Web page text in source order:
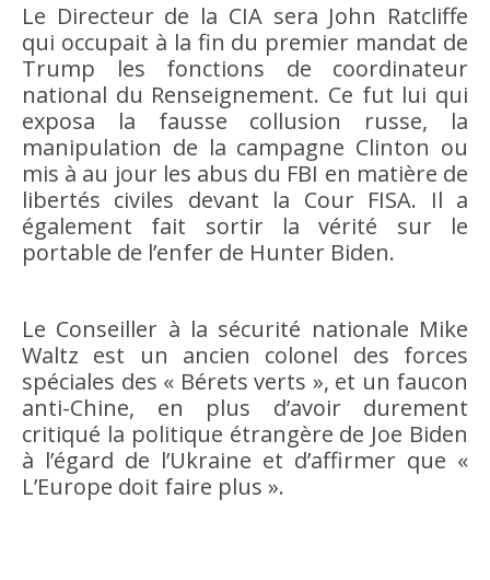
Le Directeur de la CIA sera John Ratcliffe
qui occupait à la fin du premier mandat de
Trump les fonctions de coordinateur
national du Renseignement. Ce fut lui qui
exposa la fausse collusion russe, la
manipulation de la campagne Clinton ou
mis à au jour les abus du FBI en matière de
libertés civiles devant la Cour FISA. Il a
également fait sortir la vérité sur le
portable de l’enfer de Hunter Biden.
Le Conseiller à la sécurité nationale Mike
Waltz est un ancien colonel des forces
spéciales des « Bérets verts », et un faucon
anti-Chine, en plus d’avoir durement
critiqué la politique étrangère de Joe Biden
à l’égard de l’Ukraine et d’affirmer que «
L’Europe doit faire plus ».